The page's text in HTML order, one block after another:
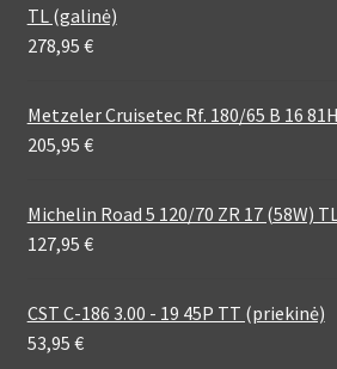
TL (galinė)
278,95 €
Metzeler Cruisetec Rf. 180/65 B 16
205,95 €
Michelin Road 5 120/70 ZR 17 (58W)
127,95 €
CST C-186 3.00 - 19 45P TT (priekinė)
53,95 €